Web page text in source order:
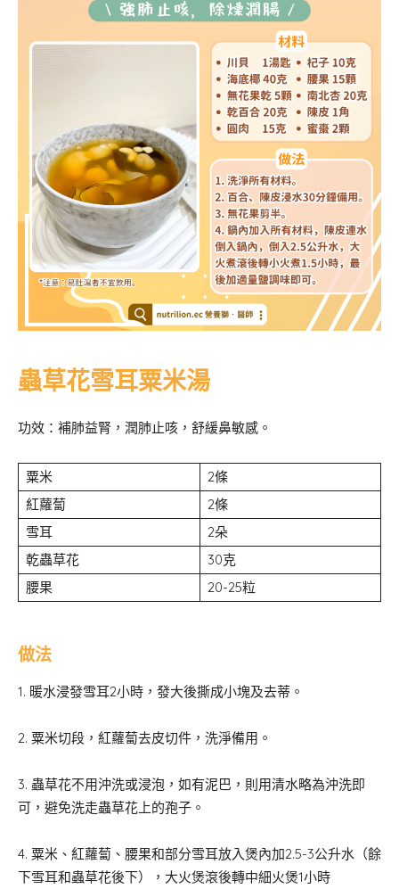
蟲草花雪耳粟米湯
功效：補肺益腎，潤肺止咳，舒緩鼻敏感。
粟米
2條
紅蘿蔔
2條
雪耳
2朵
乾蟲草花
30克
腰果
20-25粒
做法
1. 暖水浸發雪耳2小時，發大後撕成小塊及去蒂。
2. 粟米切段，紅蘿蔔去皮切件，洗淨備用。
3. 蟲草花不用沖洗或浸泡，如有泥巴，則用清水略為沖洗即
可，避免洗走蟲草花上的孢子。
4. 粟米、紅蘿蔔、腰果和部分雪耳放入煲內加2.5-3公升水（餘
下雪耳和蟲草花後下），大火煲滾後轉中細火煲1小時